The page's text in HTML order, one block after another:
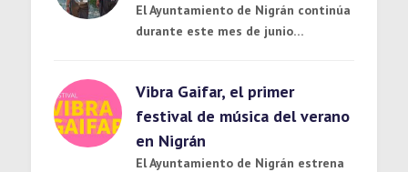
El Ayuntamiento de Nigrán continúa
durante este mes de junio…
Vibra Gaifar, el primer
festival de música del verano
en Nigrán
El Ayuntamiento de Nigrán estrena